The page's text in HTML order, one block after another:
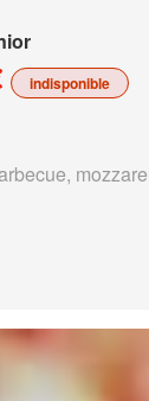
indisponible